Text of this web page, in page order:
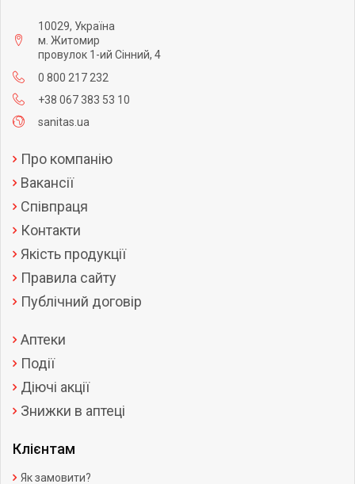
10029, Україна
м. Житомир
провулок 1-ий Сінний, 4
0 800 217 232
+38 067 383 53 10
sanitas.ua
Про компанію
Вакансії
Співпраця
Контакти
Якість продукції
Правила сайту
Публічний договір
Аптеки
Події
Діючі акції
Знижки в аптеці
Клієнтам
Як замовити?